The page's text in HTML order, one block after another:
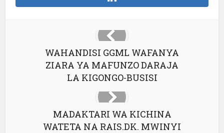
WAHANDISI GGML WAFANYA
ZIARA YA MAFUNZO DARAJA
LA KIGONGO-BUSISI
MADAKTARI WA KICHINA
WATETA NA RAIS.DK. MWINYI